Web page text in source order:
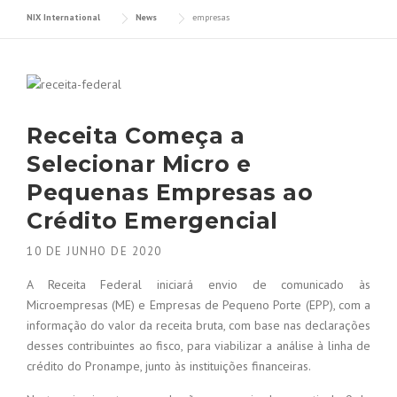
NIX International News empresas
Receita Começa a
Selecionar Micro e
Pequenas Empresas ao
Crédito Emergencial
10 DE JUNHO DE 2020
A Receita Federal iniciará envio de comunicado às
Microempresas (ME) e Empresas de Pequeno Porte (EPP), com a
informação do valor da receita bruta, com base nas declarações
desses contribuintes ao fisco, para viabilizar a análise à linha de
crédito do Pronampe, junto às instituições financeiras.